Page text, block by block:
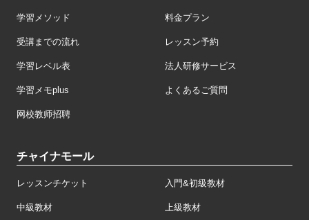
学習メソッド 料金プラン
受講までの流れ レッスン予約
学習レベル表 法人研修サービス
学習メモplus よくあるご質問
网校教师招聘
チャイナモール
レッスンチケット 入門&初級教材
中級教材 上級教材